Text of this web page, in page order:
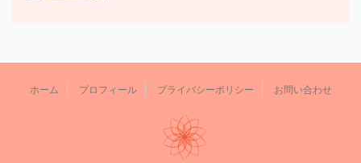
ホーム プロフィール プライバシーポリシー お問い合わせ